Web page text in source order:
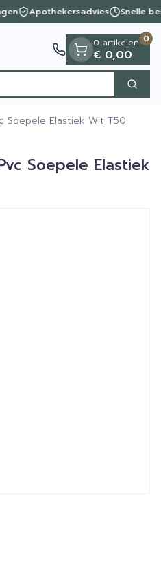
Apothekersadvies Snelle
Zoek
0 artikelen
€ 0,00
0
Soepele Elastiek Wit T50
Soepele Elastiek